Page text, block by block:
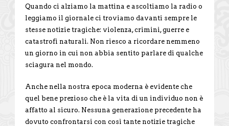
Quando ci alziamo la mattina e ascoltiamo la radio o
leggiamo il giornale ci troviamo davanti sempre le
stesse notizie tragiche: violenza, crimini, guerre e
catastrofi naturali. Non riesco a ricordare nemmeno
un giorno in cui non abbia sentito parlare di qualche
sciagura nel mondo.
Anche nella nostra epoca moderna è evidente che
quel bene prezioso che è la vita di un individuo non è
affatto al sicuro. Nessuna generazione precedente ha
dovuto confrontarsi con così tante notizie tragiche